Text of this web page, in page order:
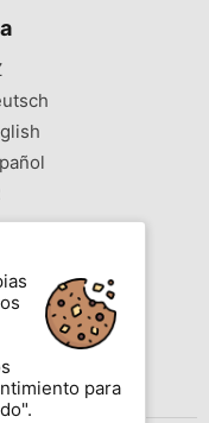
para